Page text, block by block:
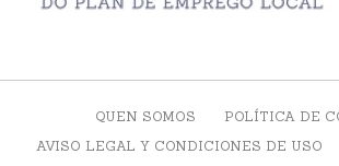
QUEN SOMOS
POLÍTICA DE
AVISO LEGAL Y CONDICIONES DE USO